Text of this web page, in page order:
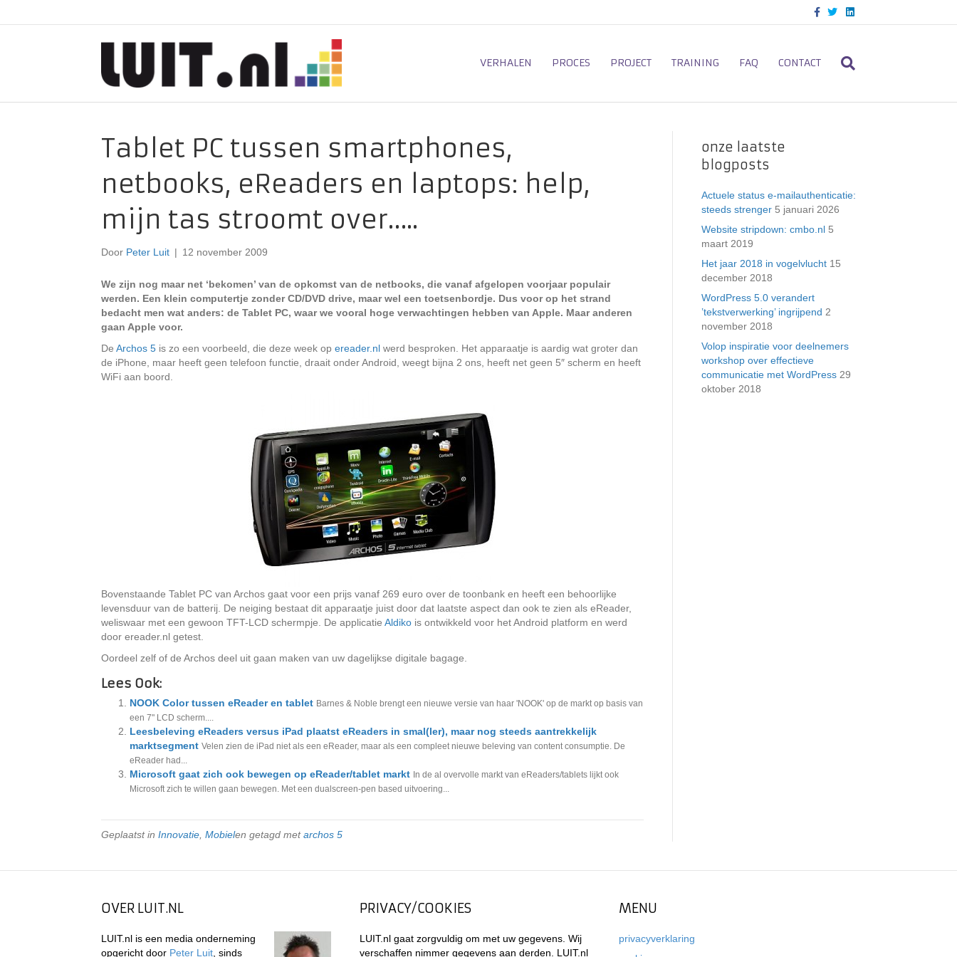
c
o
o
T
i
e
L
n
d
VERHALEN PROCES PROJECT TRAINING FAQ CONTACT
Tablet PC tussen smartphones,
netbooks, eReaders en laptops: help,
mijn tas stroomt over…..
Door Peter Luit | 12 november 2009
We zijn nog maar net ‘bekomen’ van de opkomst van de netbooks, die vanaf afgelopen voorjaar populair
werden. Een klein computertje zonder CD/DVD drive, maar wel een toetsenbordje. Dus voor op het strand
bedacht men wat anders: de Tablet PC, waar we vooral hoge verwachtingen hebben van Apple. Maar anderen
gaan Apple voor.
De Archos 5 is zo een voorbeeld, die deze week op ereader.nl werd besproken. Het apparaatje is aardig wat groter dan
de iPhone, maar heeft geen telefoon functie, draait onder Android, weegt bijna 2 ons, heeft net geen 5″ scherm en heeft
WiFi aan boord.
Bovenstaande Tablet PC van Archos gaat voor een prijs vanaf 269 euro over de toonbank en heeft een behoorlijke
levensduur van de batterij. De neiging bestaat dit apparaatje juist door dat laatste aspect dan ook te zien als eReader,
weliswaar met een gewoon TFT-LCD schermpje. De applicatie Aldiko is ontwikkeld voor het Android platform en werd
door ereader.nl getest.
Oordeel zelf of de Archos deel uit gaan maken van uw dagelijkse digitale bagage.
Lees Ook:
NOOK Color tussen eReader en tablet Barnes & Noble brengt een nieuwe versie van haar 'NOOK' op de markt op basis van
een 7" LCD scherm....
Leesbeleving eReaders versus iPad plaatst eReaders in smal(ler), maar nog steeds aantrekkelijk
marktsegment Velen zien de iPad niet als een eReader, maar als een compleet nieuwe beleving van content consumptie. De
eReader had...
Microsoft gaat zich ook bewegen op eReader/tablet markt In de al overvolle markt van eReaders/tablets lijkt ook
Microsoft zich te willen gaan bewegen. Met een dualscreen-pen based uitvoering...
Geplaatst in Innovatie Mobielen getagd metarchos 5
onze laatste
blogposts
Actuele status e-mailauthenticatie:
steeds strenger 5 januari 2026
Website stripdown: cmbo.nl 5
maart 2019
Het jaar 2018 in vogelvlucht 15
december 2018
WordPress 5.0 verandert
’tekstverwerking’ ingrijpend 2
november 2018
Volop inspiratie voor deelnemers
workshop over effectieve
communicatie met WordPress 29
oktober 2018
OVER LUIT.NL
LUIT.nl is een media onderneming
opgericht door Peter Luit , sinds
PRIVACY/COOKIES
LUIT.nl gaat zorgvuldig om met uw gegevens. Wij
verschaffen nimmer gegevens aan derden. LUIT.nl
MENU
privacyverklaring